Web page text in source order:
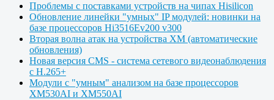
Проблемы с поставками устройств на чипах Hisilicon
Обновление линейки "умных" IP модулей: новинки на
базе процессоров Hi3516Ev200 v300
Вторая волна атак на устройства XM (автоматические
обновления)
Новая версия CMS - система сетевого видеонаблюдения
с H.265+
Модули с "умным" анализом на базе процессоров
XM530AI и XM550AI